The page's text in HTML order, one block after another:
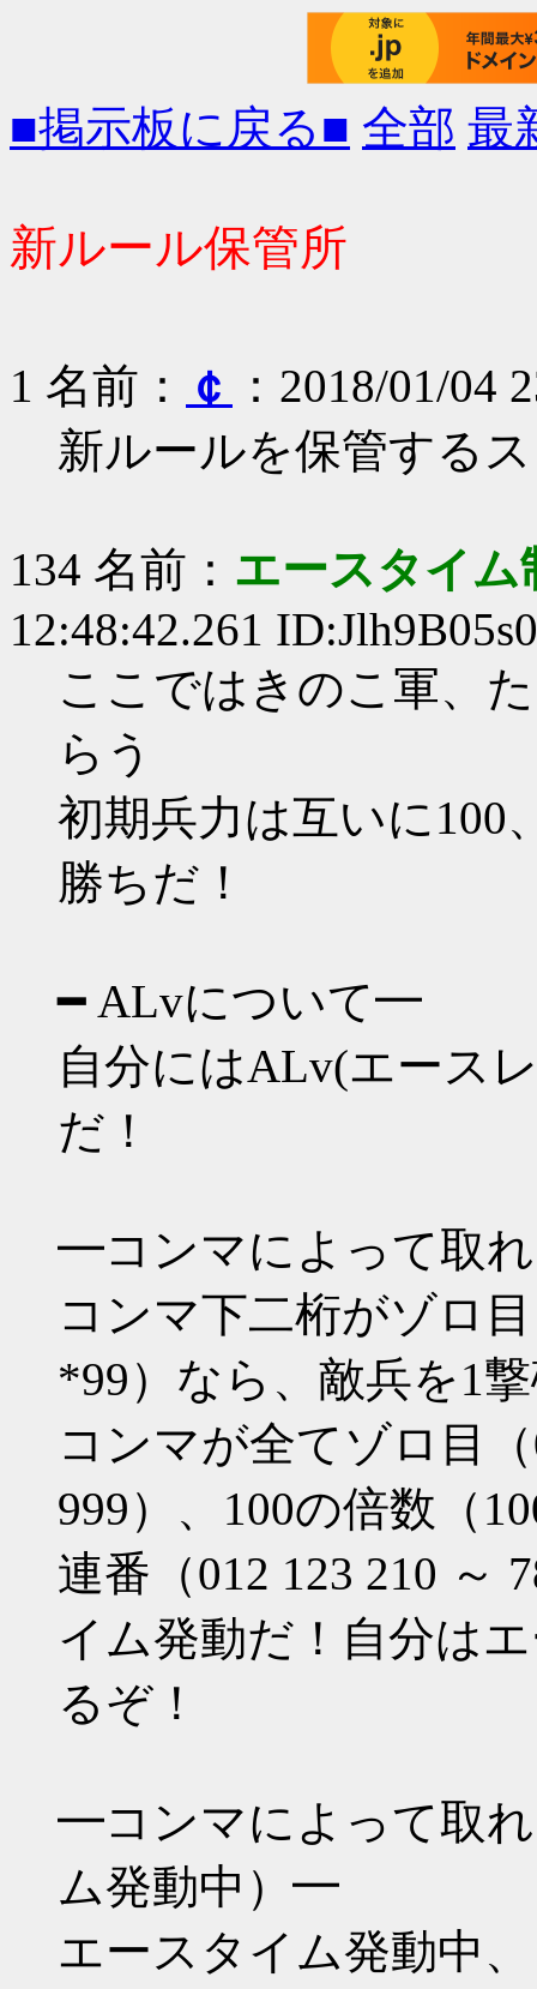
■掲示板に戻る■ 全部 最
新ルール保管所
1 名前： ￠
：2018/01/04
新ルールを保管する
134 名前： エースタイム
12:48:42.261 ID:Jlh9B05s0
ここではきのこ軍、
らう
初期兵力は互いに100
勝ちだ！
━ ALvについて━
自分にはALv(エース
だ！
━コンマによって取
コンマ下二桁がゾロ
*99）なら、敵兵を1
コンマが全てゾロ目（
999）、100の倍数（
連番（012 123 210 ～
イム発動だ！自分は
るぞ！
━コンマによって取
ム発動中）━
エースタイム発動中